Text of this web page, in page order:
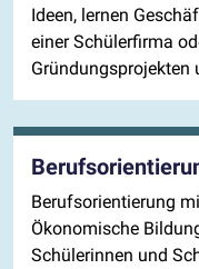
Ideen, lernen
einer Schülerfirma
Gründungsprojekten
Berufsorientierung
Ökonomische
Schülerinnen und